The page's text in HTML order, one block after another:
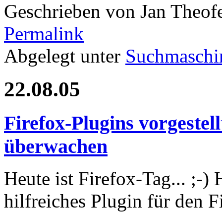
Geschrieben von Jan
Permalink
Abgelegt unter
22.08.05
Firefox-Plugins
überwachen
Heute ist Firefox-Tag... ;-)
hilfreiches Plugin für den